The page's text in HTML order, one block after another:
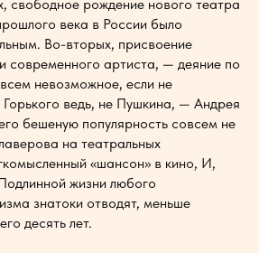
свободное рождение нового театра
века в России было
Во-вторых, присвоение
современного артиста, — деяние по
невозможное, если не
ведь, не Пушкина, — Андрея
бешеную популярность совсем не
на театральных
«шансон» в кино, И,
жизни любого
знатоки отводят, меньше
десять лет.